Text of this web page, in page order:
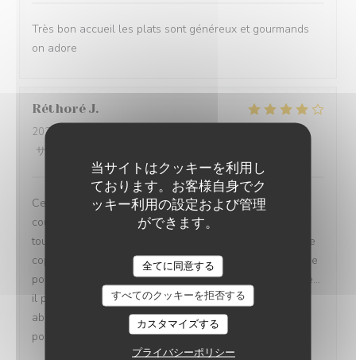
当サイトはクッキーを利用し
ております。お客様自身でク
ッキー利用の設定および管理
ができます。
全てに同意する
すべてのクッキーを拒否する
カスタマイズする
プライバシーポリシー
Très bon accueil les plats sont généreux et gourmands
on adore
Réthoré J
2026-08-01
サービス
Cela fait maintenant 4 ou 5 fois que je vais diner en
couple le samedi soir dans ce restaurant l'acceuille
toujours jovial et chaleureux,doublé d'une bonne cuisine
copieuse le prix est en conséquence ce qui fait que je ne
pourrais me permettre d'en faire ma cantine quotidienne...
il parait cependant que la semaine les prix sont plus
abordables...Pour des gens comme moi a budget limité
pour une sortie de loin en loin ,je recommande.....